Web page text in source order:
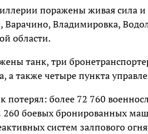
поражены живая сила и
Варачино, Владимировка,
области.
танк, три
также четыре пункта
потерял: более 72 760
260 боевых бронированных
систем залпового